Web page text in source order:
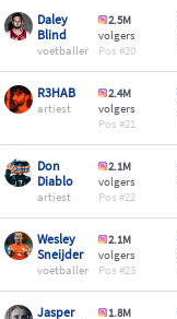
Daley
Blind
voetballer
2.5M
volgers
20
R3HAB
artiest
2.4M
volgers
21
Don
Diablo
artiest
2.1M
volgers
22
Wesley
Sneijder
voetballer
2.1M
volgers
23
Jasper
1.8M